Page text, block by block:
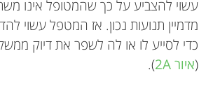
עשוי להצביע על כך שהמטופל אינו
מדמיין תנועות נכון. אז המטפל עשוי
כדי לסייע לו או לה לשפר את דיוק
(איור 2A ).